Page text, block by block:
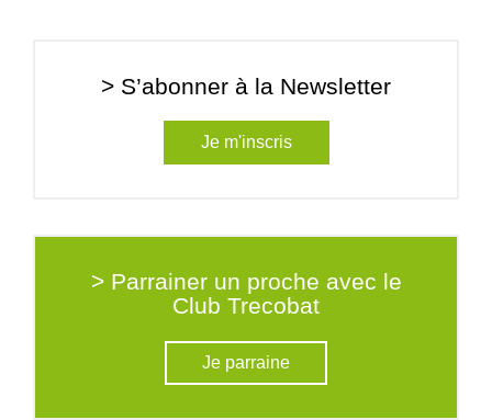
> S’abonner à la Newsletter
Je m'inscris
> Parrainer un proche avec le
Club Trecobat
Je parraine